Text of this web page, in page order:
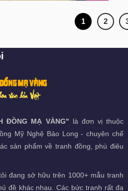
1 2
ĐỒNG MẠ VÀNG" là đơn vị thuộc
Mỹ Nghệ Bảo Long - chuyên chế
sản phẩm về tranh đồng, phù điêu
đang sở hữu trên 1000+ mẫu tranh
đề khác nhau. Các bức tranh rất đa